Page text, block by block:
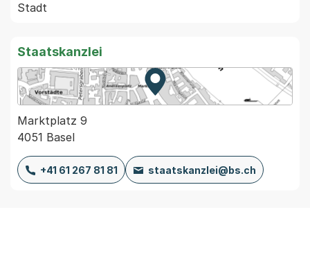
Stadt
Staatskanzlei
Zur Karte von MapBS.
Externer Link, wird in einem
Marktplatz 9
4051 Basel
+41 61 267 81 81 staatskanzlei@bs.ch